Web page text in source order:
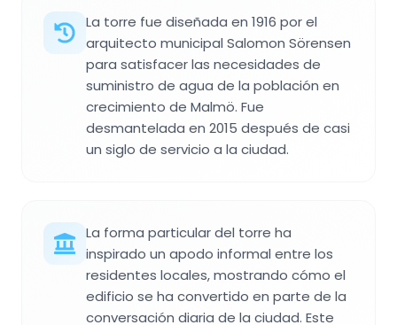
La torre fue diseñada en 1916 por el
arquitecto municipal Salomon Sörensen
para satisfacer las necesidades de
suministro de agua de la población en
crecimiento de Malmö. Fue
desmantelada en 2015 después de casi
un siglo de servicio a la ciudad.
La forma particular del torre ha
inspirado un apodo informal entre los
residentes locales, mostrando cómo el
edificio se ha convertido en parte de la
conversación diaria de la ciudad. Este